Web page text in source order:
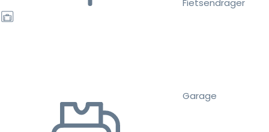
Fietsendrager
Garage